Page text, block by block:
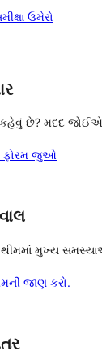
ઉમેરો
છે? મદદ
ફોરમ જુઓ
મુખ્ય
જાણ કરો.